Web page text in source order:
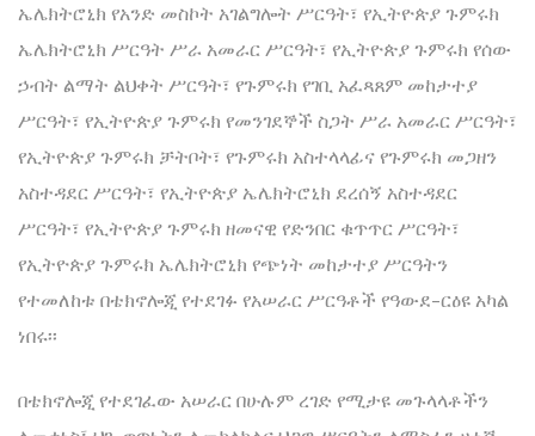
ኤሌክትሮኒክ የአንድ መስኮት አገልግሎት ሥርዓት፣ የኢትዮጵያ ጉምሩክ
ኤሌክትሮኒክ ሥርዓት ሥራ አመራር ሥርዓት፣ የኢትዮጵያ ጉምሩክ የሰው
ኃብት ልማት ልህቀት ሥርዓት፣ የጉምሩክ የገቢ አፈጻጸም መከታተያ
ሥርዓት፣ የኢትዮጵያ ጉምሩክ የመንገደኞች ስጋት ሥራ አመራር ሥርዓት፣
የኢትዮጵያ ጉምሩክ ቻትቦት፣ የጉምሩክ አስተላላፊና የጉምሩክ መጋዘን
አስተዳደር ሥርዓት፣ የኢትዮጵያ ኤሌክትሮኒክ ደረሰኝ አስተዳደር
ሥርዓት፣ የኢትዮጵያ ጉምሩክ ዘመናዊ የድንበር ቁጥጥር ሥርዓት፣
የኢትዮጵያ ጉምሩክ ኤሌክትሮኒክ የጭነት መከታተያ ሥርዓትን
የተመለከቱ በቴክኖሎጂ የተደገፉ የአሠራር ሥርዓቶች የዓውደ-ርዕዩ አካል
ነበሩ፡፡
በቴክኖሎጂ የተደገፈው አሠራር በሁሉም ረገድ የሚታዩ መጉላላቶችን